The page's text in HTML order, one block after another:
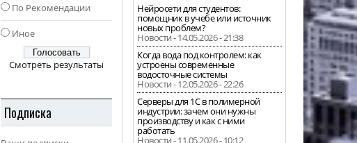
По Рекомендации
Иное
Смотреть результаты
Подписка
Нейросети для студентов:
помощник в учебе или источник
новых проблем?
Новости - 14.05.2026 - 21:38
Когда вода под контролем: как
устроены современные
водосточные системы
Новости - 12.05.2026 - 22:26
Серверы для 1С в полимерной
индустрии: зачем они нужны
производству и как с ними
работать
Новости - 11.05.2026 - 10:12